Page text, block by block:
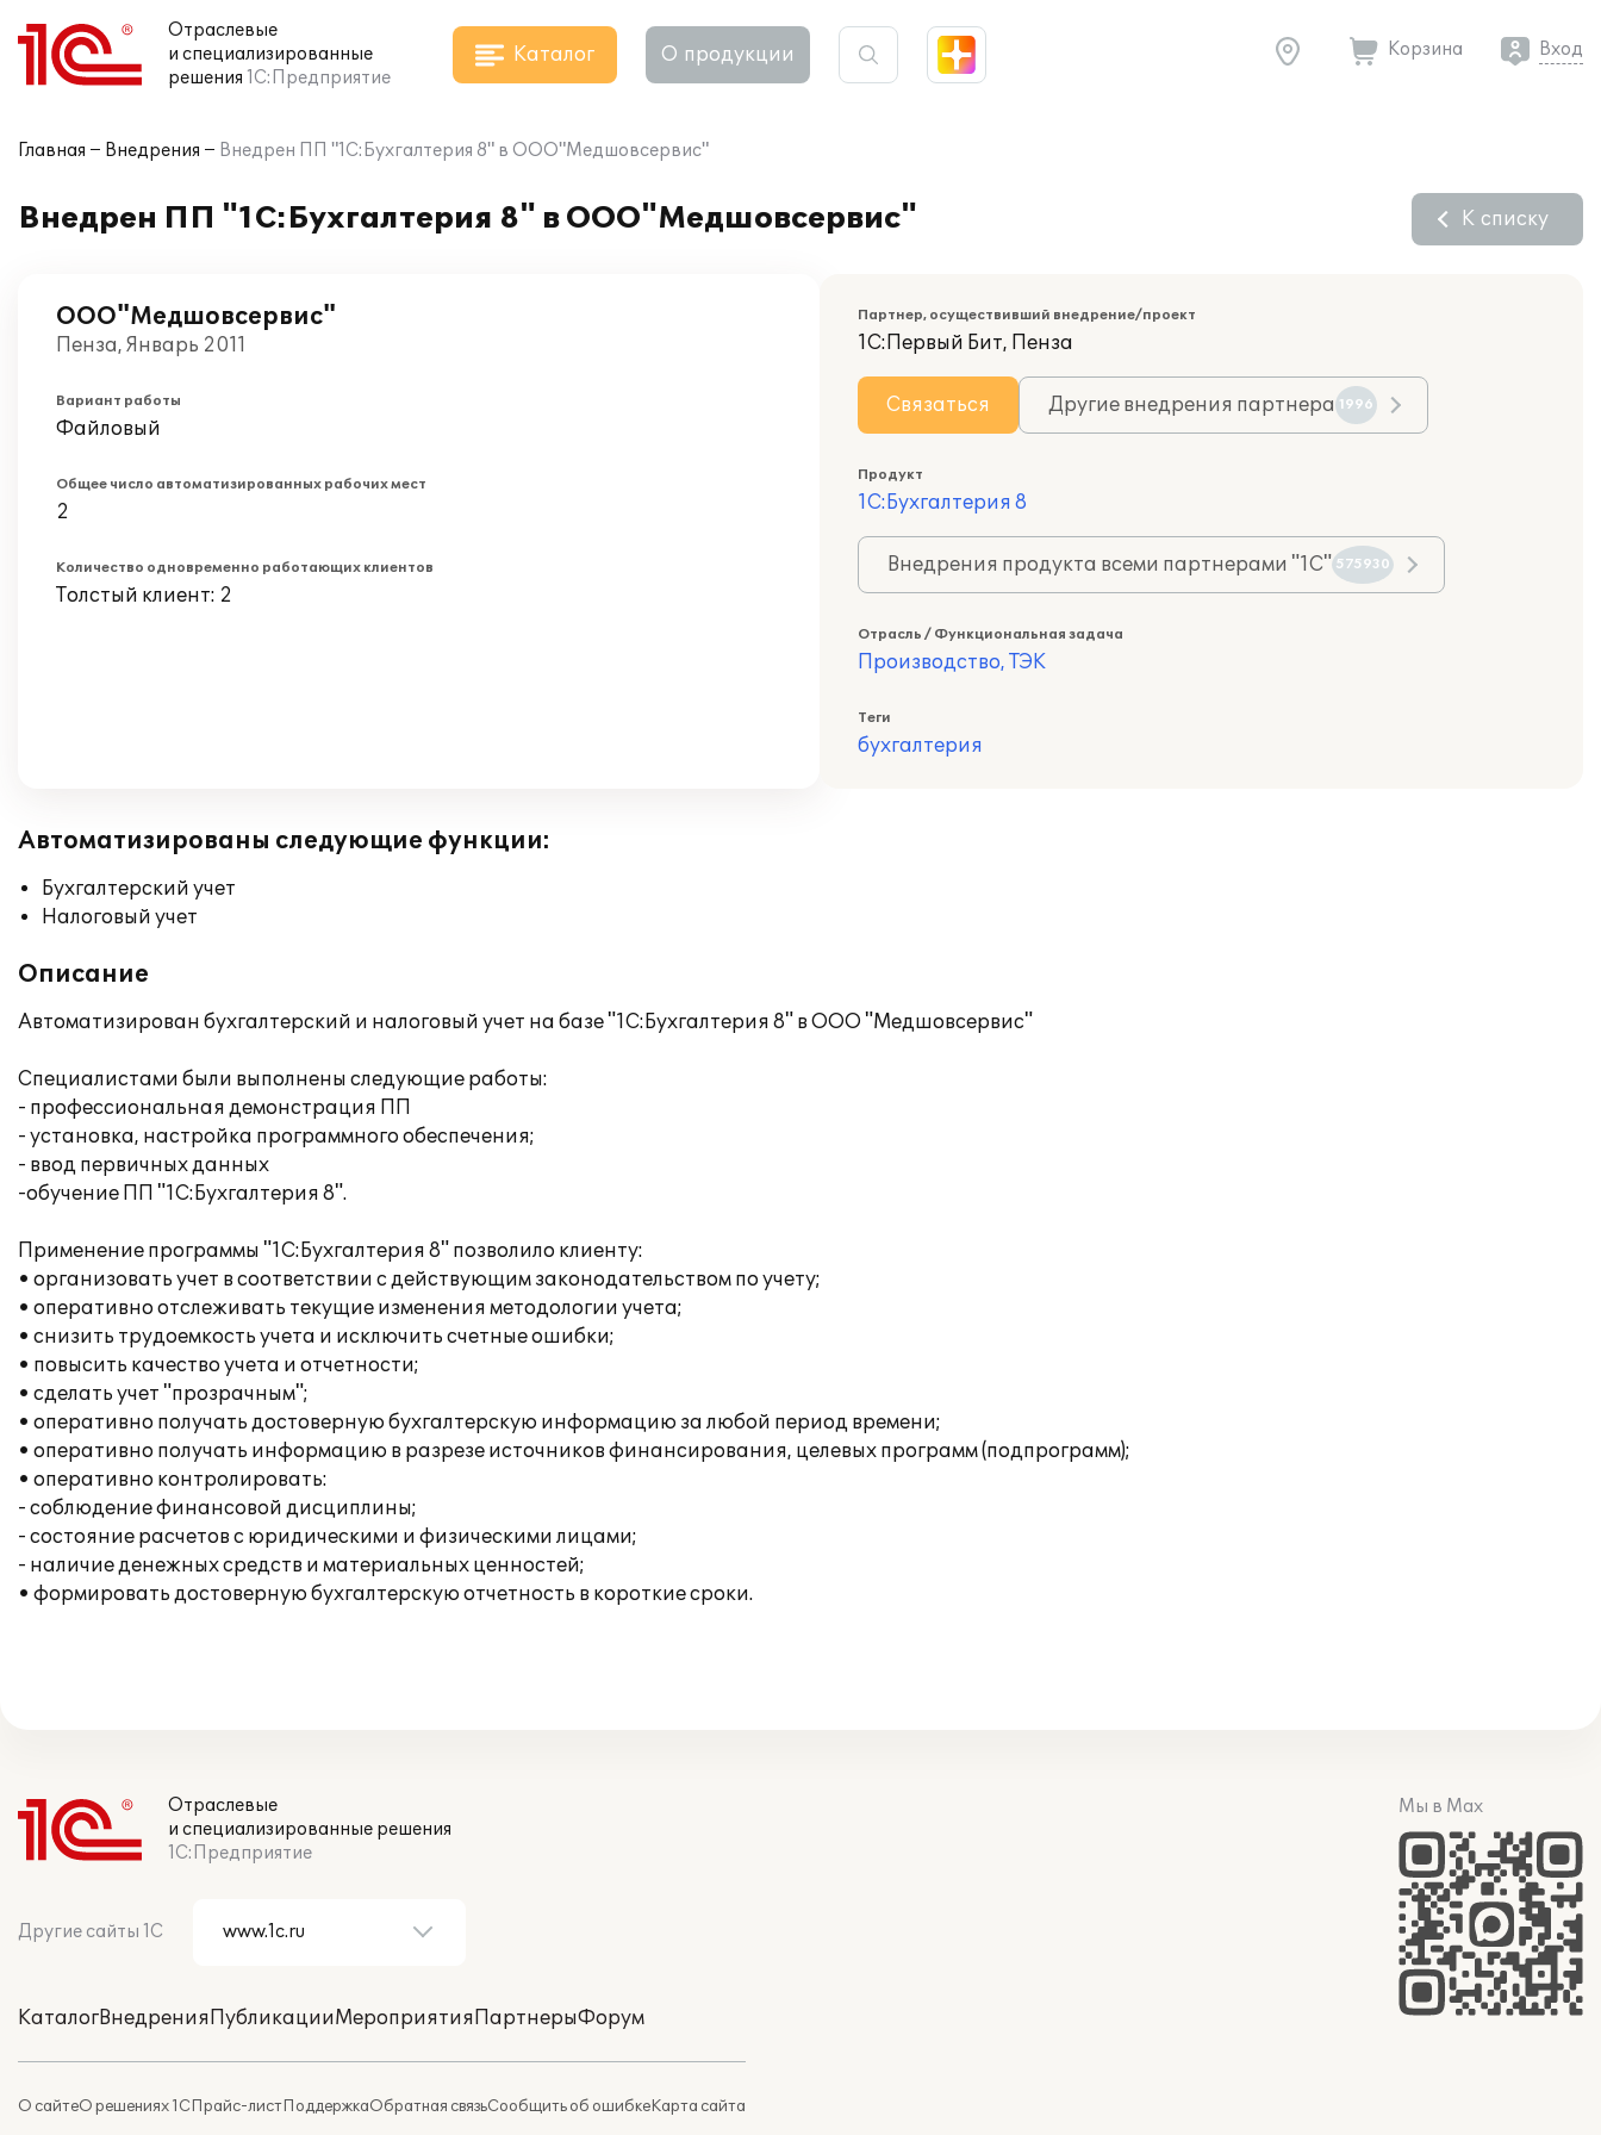
Отраслевые
и специализированные
решения 1С:Предприятие
Каталог О продукции Корзина Вход
Главная Внедрения Внедрен ПП "1С:Бухгалтерия 8" в ООО"Медшовсервис"
Внедрен ПП "1С:Бухгалтерия 8" в ООО"Медшовсервис" К списку
ООО"Медшовсервис"
Пенза, Январь 2011
Вариант работы
Файловый
Общее число автоматизированных рабочих мест
2
Количество одновременно работающих клиентов
Толстый клиент: 2
Партнер, осуществивший внедрение/проект
1С:Первый Бит, Пенза
Связаться Другие внедрения партнера 1996
Продукт
1С:Бухгалтерия 8
Внедрения продукта всеми партнерами "1С" 575930
Отрасль / Функциональная задача
Производство, ТЭК
Теги
бухгалтерия
Автоматизированы следующие функции:
Бухгалтерский учет
Налоговый учет
Описание
Автоматизирован бухгалтерский и налоговый учет на базе "1С:Бухгалтерия 8" в ООО "Медшовсервис"
Специалистами были выполнены следующие работы:
- профессиональная демонстрация ПП
- установка, настройка программного обеспечения;
- ввод первичных данных
-обучение ПП "1С:Бухгалтерия 8".
Применение программы "1С:Бухгалтерия 8" позволило клиенту:
• организовать учет в соответствии с действующим законодательством по учету;
• оперативно отслеживать текущие изменения методологии учета;
• снизить трудоемкость учета и исключить счетные ошибки;
• повысить качество учета и отчетности;
• сделать учет "прозрачным";
• оперативно получать достоверную бухгалтерскую информацию за любой период времени;
• оперативно получать информацию в разрезе источников финансирования, целевых программ (подпрограмм);
• оперативно контролировать:
- соблюдение финансовой дисциплины;
- состояние расчетов с юридическими и физическими лицами;
- наличие денежных средств и материальных ценностей;
• формировать достоверную бухгалтерскую отчетность в короткие сроки.
Отраслевые
и специализированные решения
1С:Предприятие
Другие сайты 1С
КаталогВнедренияПубликацииМероприятияПартнерыФорум
О сайтеО решениях 1СПрайс-листПоддержкаОбратная связьСообщить об ошибкеКарта сайта
Мы в Max